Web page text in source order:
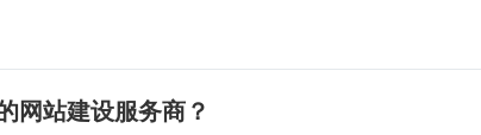
网站建设服务商？